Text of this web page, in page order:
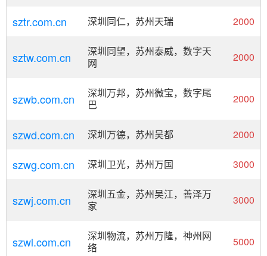
sztr.com.cn 深圳同仁，苏州天瑞 2000
sztw.com.cn
深圳同望，苏州泰威，数字天
网
2000
szwb.com.cn
深圳万邦，苏州微宝，数字尾
巴
2000
szwd.com.cn 深圳万德，苏州吴都 2000
szwg.com.cn 深圳卫光，苏州万国 3000
szwj.com.cn
深圳五金，苏州吴江，善泽万
家
3000
szwl.com.cn
深圳物流，苏州万隆，神州网
络
5000